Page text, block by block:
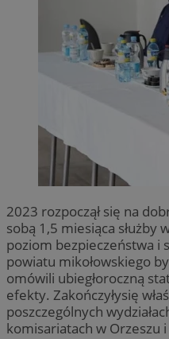
2023 rozpoczął się na
sobą 1,5 miesiąca służby
poziom bezpieczeństwa i
powiatu mikołowskiego
omówili ubiegłoroczną
efekty. Zakończyłysię
poszczególnych
komisariatach w Orzeszu i